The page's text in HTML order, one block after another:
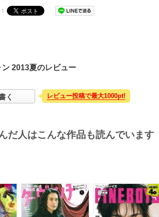
：
2013夏のレビュー
く レビュー投稿で最大1000pt!
だ人はこんな作品も読んでいます